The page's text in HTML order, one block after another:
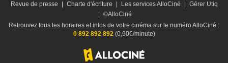
Revue de presse
Charte d'écriture Les services AlloCiné
Gérer Utiq
©AlloCiné
Retrouvez tous les horaires et infos de votre cinéma sur le numéro AlloCiné :
0 892 892 892(0,90€/minute)